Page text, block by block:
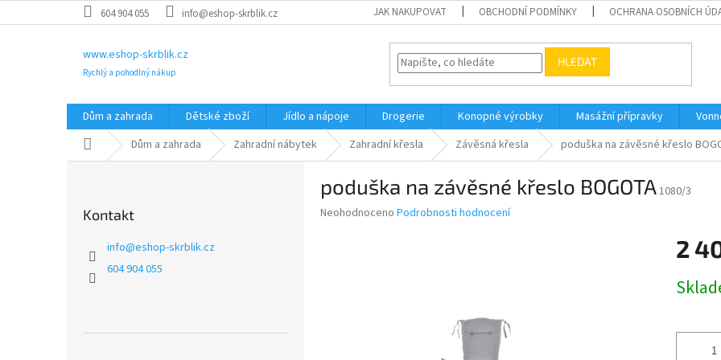
na
604 904 055 info@eshop-skrblik.cz JAK NAKUPOVAT OBCHODNÍ PODMÍNKY OCHRANA OSOBNÍCH
www.eshop-skrblik.cz
Rychlý a pohodlný nákup
HLEDAT
Dům a zahrada Dětské zboží Jídlo a nápoje Drogerie Konopné výrobky Masážní přípravky
Domů Dům a zahrada Zahradní nábytek Zahradní křesla Závěsná křesla poduška na závěsné křeslo
Kontakt
info@eshop-skrblik.cz
604 904 055
poduška na závěsné křeslo BOGOTA1080/3
Průměrné
Neohodnoceno Podrobnosti hodnocení
2
cena: